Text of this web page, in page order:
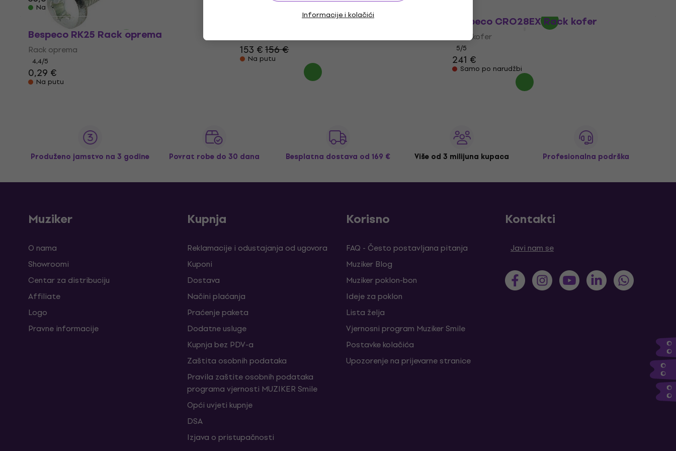
Informacije i kolačići
Na skladištu
Bespeco RK25 Rack oprema
Rack oprema
4,4/5
0,29 €
Na putu
Bespeco CRO24EX Rack kofer
153 €156 €
Na putu
Bespeco CRO28EX Rack kofer
Rack kofer
5/5
241 €
Samo po narudžbi
Produženo jamstvo na 3 godine Povrat robe do 30 dana Besplatna dostava od 169 € Više od 3 milijuna kupaca Profesionalna podrška
Muziker
O nama
Showroomi
Centar za distribuciju
Affiliate
Logo
Pravne informacije
Kupnja
Reklamacije i odustajanja od ugovora
Kuponi
Dostava
Načini plaćanja
Praćenje paketa
Dodatne usluge
Kupnja bez PDV-a
Zaštita osobnih podataka
Pravila zaštite osobnih podataka
programa vjernosti MUZIKER Smile
Opći uvjeti kupnje
DSA
Izjava o pristupačnosti
Korisno
FAQ - Često postavljana pitanja
Muziker Blog
Muziker poklon-bon
Ideje za poklon
Lista želja
Vjernosni program Muziker Smile
Postavke kolačića
Upozorenje na prijevarne stranice
Kontakti
Javi nam se